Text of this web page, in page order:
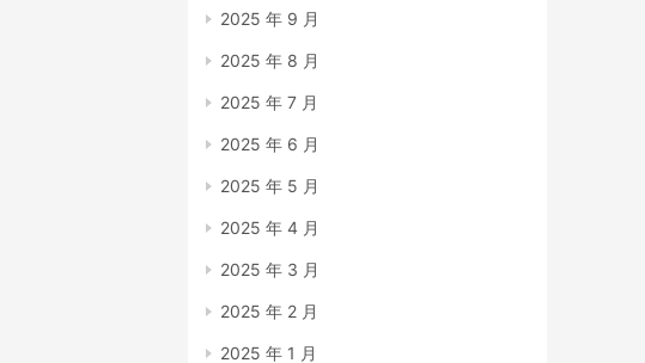
2025 年 9 月
2025 年 8 月
2025 年 7 月
2025 年 6 月
2025 年 5 月
2025 年 4 月
2025 年 3 月
2025 年 2 月
2025 年 1 月